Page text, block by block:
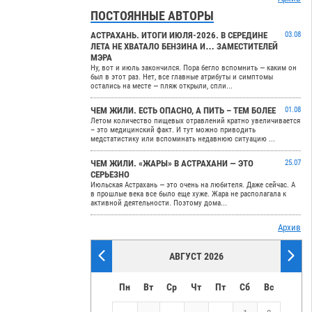
ПОСТОЯННЫЕ АВТОРЫ
АСТРАХАНЬ. ИТОГИ ИЮЛЯ-2026. В СЕРЕДИНЕ
ЛЕТА НЕ ХВАТАЛО БЕНЗИНА И… ЗАМЕСТИТЕЛЕЙ
МЭРА
03.08
Ну, вот и июль закончился. Пора бегло вспомнить — каким он
был в этот раз. Нет, все главные атрибуты и симптомы
остались на месте — пляж открыли, спли...
ЧЕМ ЖИЛИ. ЕСТЬ ОПАСНО, А ПИТЬ – ТЕМ БОЛЕЕ
01.08
Летом количество пищевых отравлений кратно увеличивается
– это медицинский факт. И тут можно приводить
медстатистику или вспоминать недавнюю ситуацию ...
ЧЕМ ЖИЛИ. «ЖАРЫ» В АСТРАХАНИ — ЭТО
СЕРЬЕЗНО
25.07
Июльская Астрахань — это очень на любителя. Даже сейчас. А
в прошлые века все было еще хуже. Жара не располагала к
активной деятельности. Поэтому дома...
Архив
АВГУСТ 2026
Пн Вт Ср Чт Пт Сб Вс